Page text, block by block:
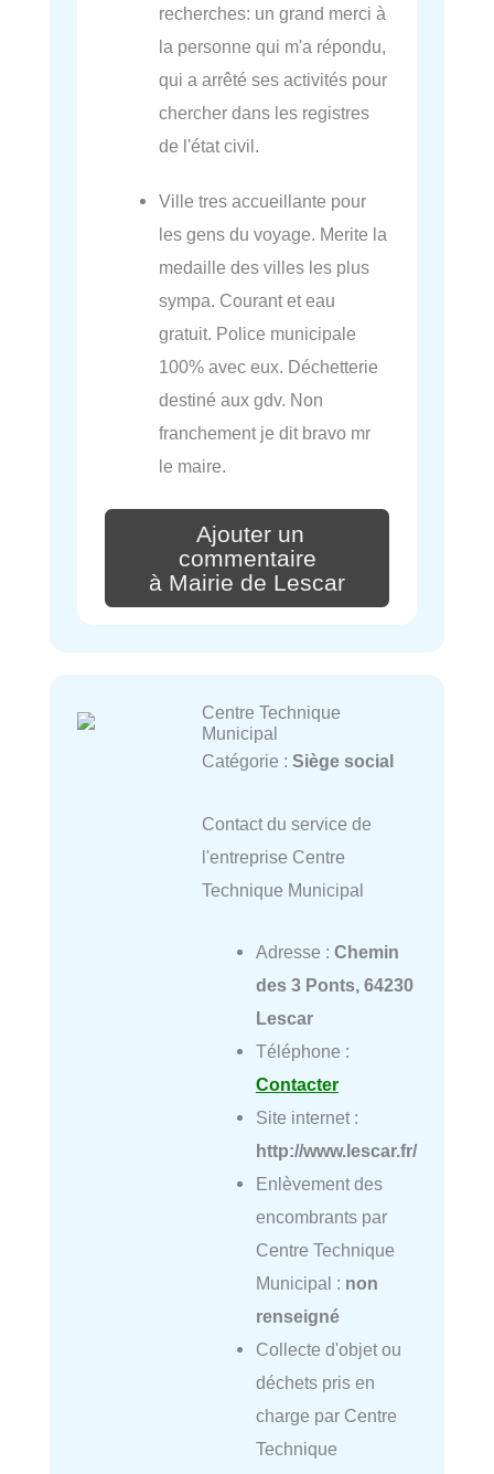
recherches: un grand merci à
la personne qui m'a répondu,
qui a arrêté ses activités pour
chercher dans les registres
de l'état civil.
Ville tres accueillante pour
les gens du voyage. Merite la
medaille des villes les plus
sympa. Courant et eau
gratuit. Police municipale
100% avec eux. Déchetterie
destiné aux gdv. Non
franchement je dit bravo mr
le maire.
Ajouter un
commentaire
à Mairie de Lescar
Centre Technique
Municipal
Catégorie : Siège social
Contact du service de
l'entreprise Centre
Technique Municipal
Adresse : Chemin
des 3 Ponts, 64230
Lescar
Téléphone :
Contacter
Site internet :
http://www.lescar.fr/
Enlèvement des
encombrants par
Centre Technique
Municipal : non
renseigné
Collecte d'objet ou
déchets pris en
charge par Centre
Technique